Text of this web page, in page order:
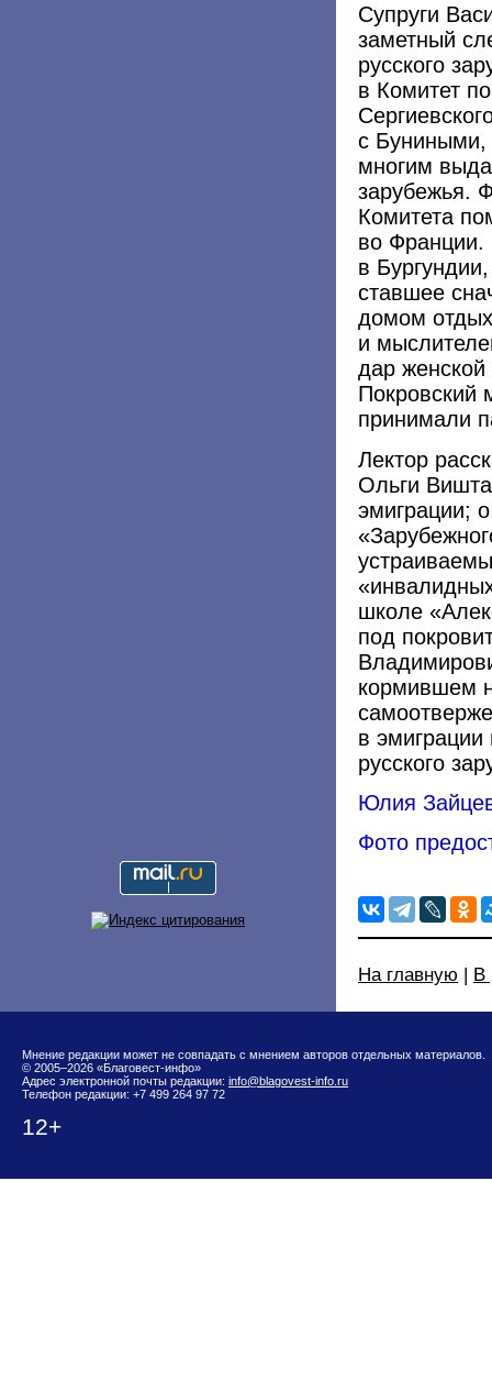
Супруги
заметный
русского
в Комитет
с
многим
зарубежья.
Комитета
во Франции.
в
ставшее
домом
и
дар
Покровский
принимали
Лектор
Ольги
эмиграции;
школе
под
кормившем
в эмиграции
русского
Юлия
Фото
На главную | В
Мнение редакции может не совпадать с мнением авторов отдельных материалов.
© 2005–2026 «Благовест-инфо»
Адрес электронной почты редакции: info@blagovest-info.ru
Телефон редакции: +7 499 264 97 72
12+